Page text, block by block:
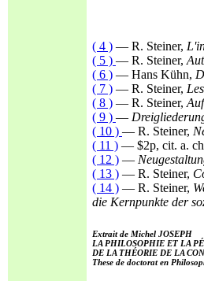
( 4 ) — R. Steiner,
( 5 ) — R. Steiner,
( 6 ) — Hans Kühn,
( 7 ) — R. Steiner,
( 8 ) — R. Steiner,
( 9 ) —
( 10 ) — R. Steiner,
( 11 ) — $2p, cit. a.
( 12 ) —
( 13 ) — R. Steiner,
( 14 ) — R. Steiner,
die Kernpunkte der
Extrait de Michel JOSEPH
LA PHILOSOPHIE ET LA
DE LA THÉORIE DE LA
These de doctorat en